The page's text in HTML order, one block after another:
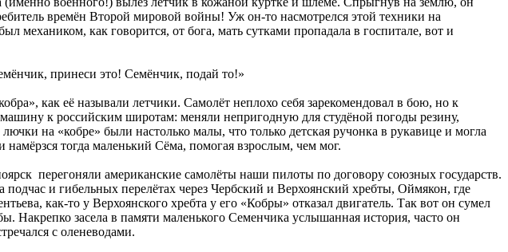
времён Второй мировой войны! Уж он-то насмотрелся этой техники на
как говорится, от бога, мать сутками пропадала в госпитале, вот и
принеси это! Семёнчик, подай то!»
как её называли летчики. Самолёт неплохо себя зарекомендовал в бою, но к
к российским широтам: меняли непригодную для студёной погоды резину,
на «кобре» были настолько малы, что только детская ручонка в рукавице и могла
тогда маленький Сёма, помогая взрослым, чем мог.
перегоняли американские самолёты наши пилоты по договору союзных государств.
и гибельных перелётах через Чербский и Верхоянский хребты, Оймякон, где
как-то у Верхоянского хребта у его «Кобры» отказал двигатель. Так вот он сумел
Накрепко засела в памяти маленького Семенчика услышанная история, часто он
с оленеводами.